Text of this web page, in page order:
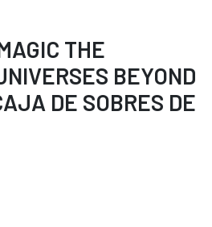
THE
BEYOND
DE SOBRES DE